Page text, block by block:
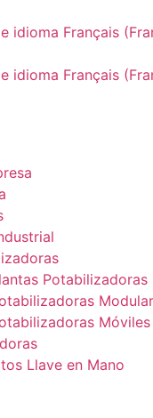
Potabilizadoras
Móviles
Llave en Mano